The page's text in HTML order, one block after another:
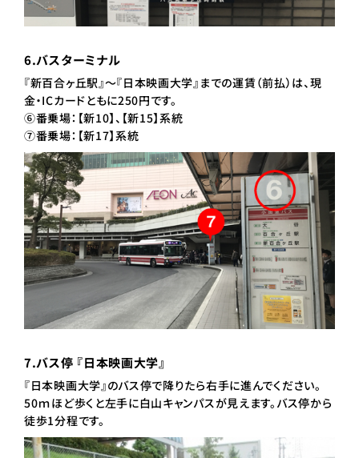
6.バスターミナル
『新百合ヶ丘駅』～『日本映画大学』までの運賃（前払）は、現
金・ICカードともに250円です。
⑥番乗場：【新10】、【新15】系統
⑦番乗場：【新17】系統
7.バス停 『日本映画大学』
『日本映画大学』のバス停で降りたら右手に進んでください。
50ｍほど歩くと左手に白山キャンパスが見えます。バス停から
徒歩1分程です。